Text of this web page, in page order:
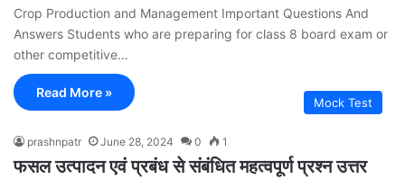
Crop Production and Management Important Questions And
Answers Students who are preparing for class 8 board exam or
other competitive…
Read More »
Mock Test
prashnpatr June 28, 2024 0 1
फसल उत्पादन एवं प्रबंध से संबंधित महत्वपूर्ण प्रश्न उत्तर